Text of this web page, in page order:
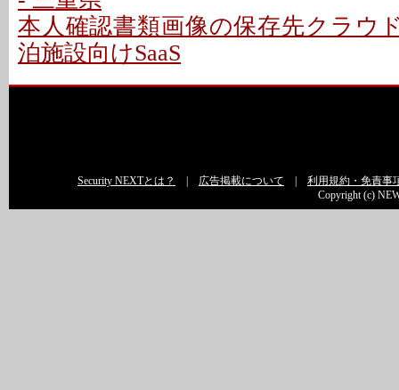
本人確認書類画像の保存先クラウ
泊施設向けSaaS
Security NEXTとは？ 広告掲載について
利用規約・免責事
Copyright (c)